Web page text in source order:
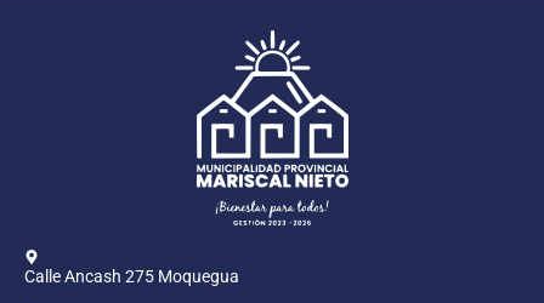
Calle Ancash 275 Moquegua